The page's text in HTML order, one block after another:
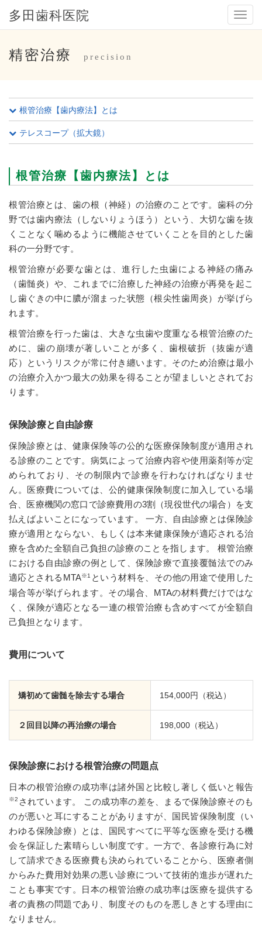
メ
ニ
多田歯科医院
精密治療 precision
根管治療【歯内療法】とは
テレスコープ（拡大鏡）
根管治療【歯内療法】とは
根管治療とは、歯の根（神経）の治療のことです。歯科の分
野では歯内療法（しないりょうほう）という、大切な歯を抜
くことなく噛めるように機能させていくことを目的とした歯
科の一分野です。
根管治療が必要な歯とは、進行した虫歯による神経の痛み
（歯髄炎）や、これまでに治療した神経の治療が再発を起こ
し歯ぐきの中に膿が溜まった状態（根尖性歯周炎）が挙げら
れます。
根管治療を行った歯は、大きな虫歯や度重なる根管治療のた
めに、歯の崩壊が著しいことが多く、歯根破折（抜歯が適
応）というリスクが常に付き纏います。そのため治療は最小
の治療介入かつ最大の効果を得ることが望ましいとされてお
ります。
保険診療と自由診療
保険診療とは、健康保険等の公的な医療保険制度が適用され
る診療のことです。病気によって治療内容や使用薬剤等が定
められており、その制限内で診療を行わなければなりませ
ん。医療費については、公的健康保険制度に加入している場
合、医療機関の窓口で診療費用の3割（現役世代の場合）を支
払えばよいことになっています。 一方、自由診療とは保険診
療が適用とならない、もしくは本来健康保険が適応される治
療を含めた全額自己負担の診療のことを指します。 根管治療
における自由診療の例として、保険診療で直接覆髄法でのみ
適応とされるMTA※1 という材料を、その他の用途で使用した
場合等が挙げられます。その場合、MTAの材料費だけではな
く、保険が適応となる一連の根管治療も含めすべてが全額自
己負担となります。
費用について
矯初めて歯髄を除去する場合 154,000円（税込）
２回目以降の再治療の場合 198,000（税込）
保険診療における根管治療の問題点
日本の根管治療の成功率は諸外国と比較し著しく低いと報告
※2 されています。 この成功率の差を、まるで保険診療そのも
のが悪いと耳にすることがありますが、国民皆保険制度（い
わゆる保険診療）とは、国民すべてに平等な医療を受ける機
会を保証した素晴らしい制度です。一方で、各診療行為に対
して請求できる医療費も決められていることから、医療者側
からみた費用対効果の悪い診療について技術的進歩が遅れた
ことも事実です。日本の根管治療の成功率は医療を提供する
者の責務の問題であり、制度そのものを悪しきとする理由に
なりません。